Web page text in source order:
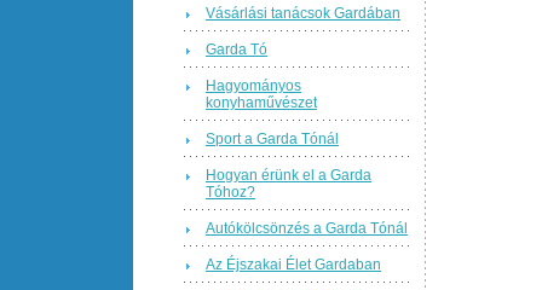
Vásárlási tanácsok Gardában
Garda Tó
Hagyományos
konyhaművészet
Sport a Garda Tónál
Hogyan érünk el a Garda
Tóhoz?
Autókölcsönzés a Garda Tónál
Az Éjszakai Élet Gardaban